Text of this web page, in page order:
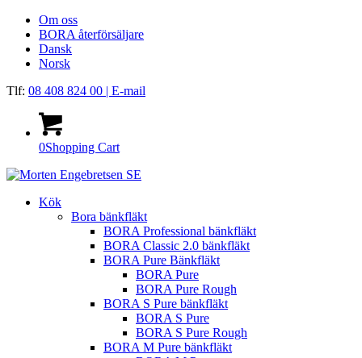
Om oss
BORA återförsäljare
Dansk
Norsk
Tlf: 08 408 824 00 | E-mail
0Shopping Cart
Kök
Bora bänkfläkt
BORA Professional bänkfläkt
BORA Classic 2.0 bänkfläkt
BORA Pure Bänkfläkt
BORA Pure
BORA Pure Rough
BORA S Pure bänkfläkt
BORA S Pure
BORA S Pure Rough
BORA M Pure bänkfläkt